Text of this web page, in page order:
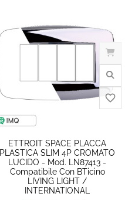
favorite_border
ETTROIT SPACE PLACCA
PLASTICA SLIM 4P CROMATO
LUCIDO - Mod. LN87413 -
Compatibile Con BTicino
LIVING LIGHT /
INTERNATIONAL